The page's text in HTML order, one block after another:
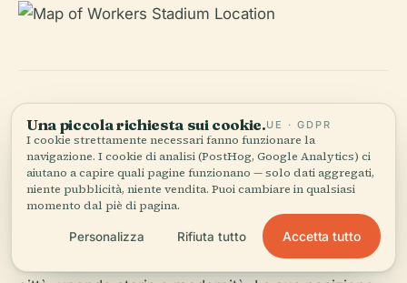
Riepilogo e Consigli
Chiave
Lo Stadio dei Lavoratori di Pechino rappresenta
l'eccellenza sportiva e il dinamismo culturale della
Una piccola richiesta sui cookie.UE · GDPR
I cookie strettamente necessari fanno funzionare la
navigazione. I cookie di analisi (PostHog, Google Analytics) ci
aiutano a capire quali pagine funzionano — solo dati aggregati,
niente pubblicità, niente vendita. Puoi cambiare in qualsiasi
momento dal piè di pagina.
Personalizza Rifiuta tutto Accetta tutto